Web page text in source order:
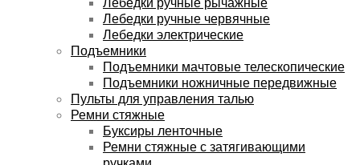
Лебедки ручные червячные
Лебедки электрические
Подъемники
Подъемники мачтовые телескопические
Подъемники ножничные передвижные
Пульты для управления талью
Ремни стяжные
Буксиры ленточные
Ремни стяжные с затягивающими